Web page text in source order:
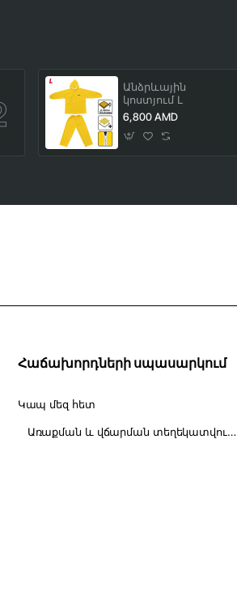
Անձրևային
կոստյում L
6,800 AMD
Հաճախորդների սպասարկում
Կապ մեզ հետ
Առաքման և վճարման տեղեկատվություն